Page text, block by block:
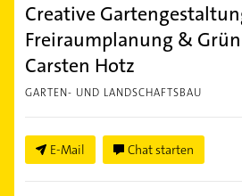
Creative
Freiraumplanung &
Carsten Hotz
GARTEN- UND LANDSCHAFTSBAU
E-Mail Chat starten